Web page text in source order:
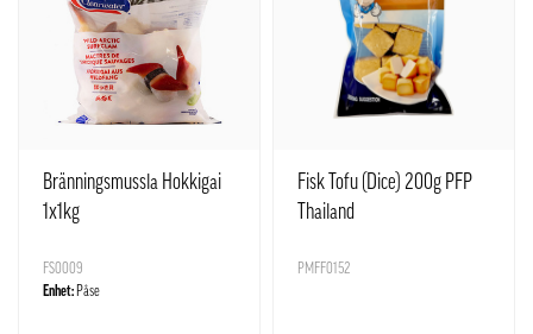
Bränningsmussla Hokkigai
1x1kg
FS0009
Enhet: Påse
Fisk Tofu (Dice) 200g PFP
Thailand
PMFF0152